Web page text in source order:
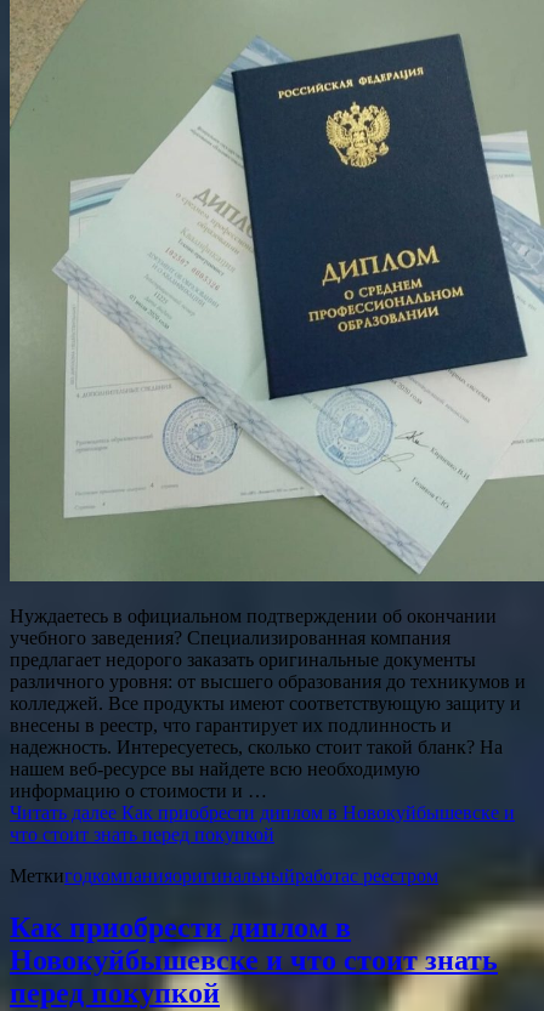
Нуждаетесь в официальном подтверждении об окончании
учебного заведения? Специализированная компания
предлагает недорого заказать оригинальные документы
различного уровня: от высшего образования до техникумов и
колледжей. Все продукты имеют соответствующую защиту и
внесены в реестр, что гарантирует их подлинность и
надежность. Интересуетесь, сколько стоит такой бланк? На
нашем веб-ресурсе вы найдете всю необходимую
информацию о стоимости и …
Читать далее Как приобрести диплом в Новокуйбышевске и
что стоит знать перед покупкой
Меткигодкомпанияоригинальныйработас реестром
Как приобрести диплом в
Новокуйбышевске и что стоит знать
перед покупкой